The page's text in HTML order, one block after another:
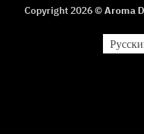
Copyright 2026 ©